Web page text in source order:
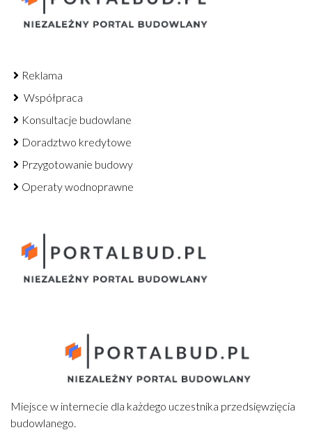
Reklama
Współpraca
Konsultacje budowlane
Doradztwo kredytowe
Przygotowanie budowy
Operaty wodnoprawne
Miejsce w internecie dla każdego uczestnika przedsięwzięcia
budowlanego.